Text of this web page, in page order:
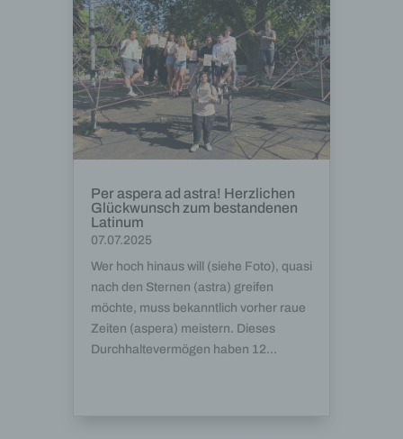
Per aspera ad astra! Herzlichen
Glückwunsch zum bestandenen
Latinum
07.07.2025
Wer hoch hinaus will (siehe Foto), quasi
nach den Sternen (astra) greifen
möchte, muss bekanntlich vorher raue
Zeiten (aspera) meistern. Dieses
Durchhaltevermögen haben 12...